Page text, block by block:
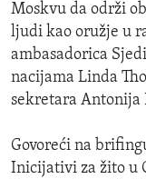
Moskvu da održi
ljudi kao oružje u
ambasadorica
nacijama Linda
sekretara Antonija
Govoreći na
Inicijativi za žito u